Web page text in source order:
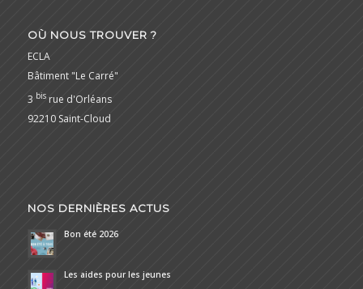
OÙ NOUS TROUVER ?
ECLA
Bâtiment "Le Carré"
3 bisrue d'Orléans
92210 Saint-Cloud
NOS DERNIÈRES ACTUS
Bon été 2026
Les aides pour les jeunes